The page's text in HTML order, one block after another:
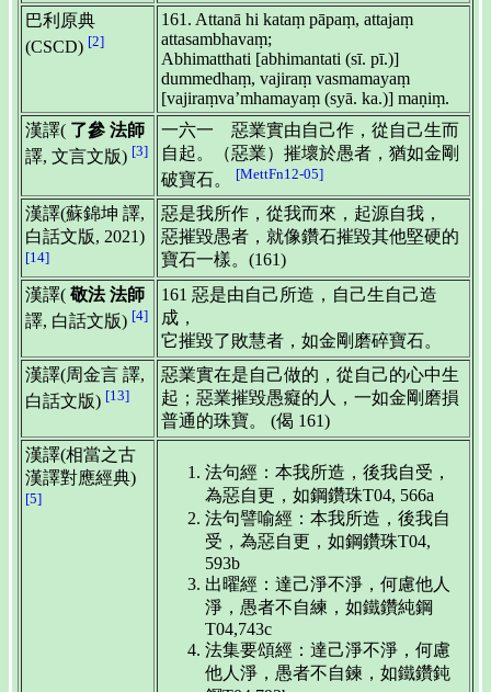
巴利原典
(CSCD) [2]
161. Attanā hi kataṃ pāpaṃ, attajaṃ
attasambhavaṃ;
Abhimatthati [abhimantati (sī. pī.)]
dummedhaṃ, vajiraṃ vasmamayaṃ
[vajiraṃva’mhamayaṃ (syā. ka.)] maṇiṃ.
漢譯( 了參 法師
譯, 文言文版) [3]
一六一 惡業實由自己作，從自己生而
自起。（惡業）摧壞於愚者，猶如金剛
破寶石。
[MettFn12-05]
漢譯(蘇錦坤 譯,
白話文版, 2021)
[14]
惡是我所作，從我而來，起源自我，
惡摧毀愚者，就像鑽石摧毀其他堅硬的
寶石一樣。(161)
漢譯( 敬法 法師
譯, 白話文版) [4]
161 惡是由自己所造，自己生自己造
成，
它摧毀了敗慧者，如金剛磨碎寶石。
漢譯(周金言 譯,
白話文版) [13]
惡業實在是自己做的，從自己的心中生
起；惡業摧毀愚癡的人，一如金剛磨損
普通的珠寶。 (偈 161)
漢譯(相當之古
漢譯對應經典)
[5]
法句經：本我所造，後我自受，
為惡自更，如鋼鑽珠T04, 566a
法句譬喻經：本我所造，後我自
受，為惡自更，如鋼鑽珠T04,
593b
出曜經：達己淨不淨，何慮他人
淨，愚者不自練，如鐵鑽純鋼
T04,743c
法集要頌經：達己淨不淨，何慮
他人淨，愚者不自鍊，如鐵鑽鈍